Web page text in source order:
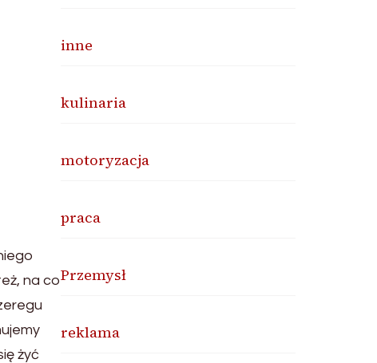
na co
żyć
inne
kulinaria
motoryzacja
praca
Przemysł
reklama